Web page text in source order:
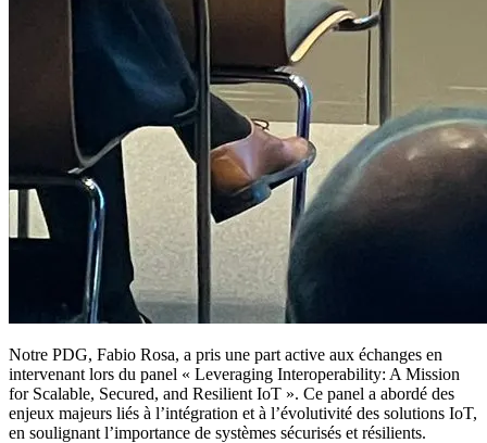
Notre PDG, Fabio Rosa, a pris une part active aux échanges en
intervenant lors du panel « Leveraging Interoperability: A Mission
for Scalable, Secured, and Resilient IoT ». Ce panel a abordé des
enjeux majeurs liés à l’intégration et à l’évolutivité des solutions IoT,
en soulignant l’importance de systèmes sécurisés et résilients.